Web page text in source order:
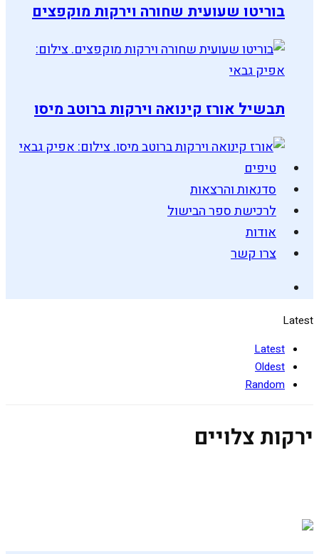
בוריטו שעועית שחורה וירקות מוקפצים
תבשיל אורז קינואה וירקות ברוטב מיסו
טיפים
סדנאות והרצאות
לרכישת ספר הבישול
אודות
צרו קשר
Latest
Latest
Oldest
Random
ירקות צלויים